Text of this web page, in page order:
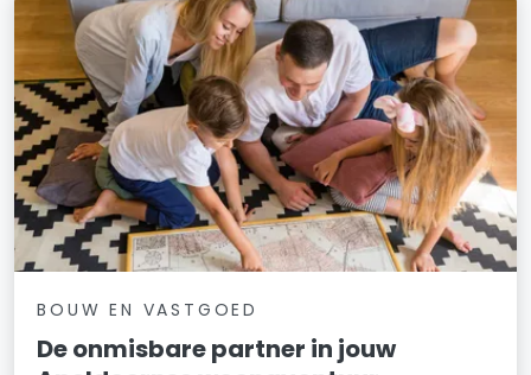
BOUW EN VASTGOED
De onmisbare partner in jouw